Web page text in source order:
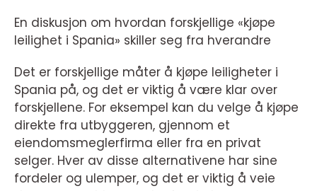
En diskusjon om hvordan forskjellige «kjøpe
leilighet i Spania» skiller seg fra hverandre
Det er forskjellige måter å kjøpe leiligheter i
Spania på, og det er viktig å være klar over
forskjellene. For eksempel kan du velge å kjøpe
direkte fra utbyggeren, gjennom et
eiendomsmeglerfirma eller fra en privat
selger. Hver av disse alternativene har sine
fordeler og ulemper, og det er viktig å veie